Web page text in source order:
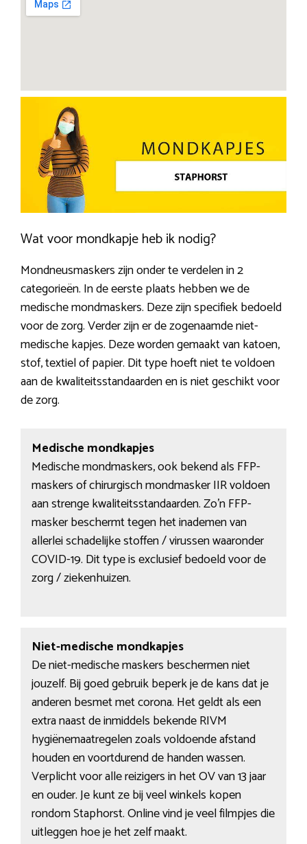
Wat voor mondkapje heb ik nodig?
Mondneusmaskers zijn onder te verdelen in 2
categorieën. In de eerste plaats hebben we de
medische mondmaskers. Deze zijn specifiek bedoeld
voor de zorg. Verder zijn er de zogenaamde niet-
medische kapjes. Deze worden gemaakt van katoen,
stof, textiel of papier. Dit type hoeft niet te voldoen
aan de kwaliteitsstandaarden en is niet geschikt voor
de zorg.
Medische mondkapjes
Medische mondmaskers, ook bekend als FFP-
maskers of chirurgisch mondmasker IIR voldoen
aan strenge kwaliteitsstandaarden. Zo’n FFP-
masker beschermt tegen het inademen van
allerlei schadelijke stoffen / virussen waaronder
COVID-19. Dit type is exclusief bedoeld voor de
zorg / ziekenhuizen.
Niet-medische mondkapjes
De niet-medische maskers beschermen niet
jouzelf. Bij goed gebruik beperk je de kans dat je
anderen besmet met corona. Het geldt als een
extra naast de inmiddels bekende RIVM
hygiënemaatregelen zoals voldoende afstand
houden en voortdurend de handen wassen.
Verplicht voor alle reizigers in het OV van 13 jaar
en ouder. Je kunt ze bij veel winkels kopen
rondom Staphorst. Online vind je veel filmpjes die
uitleggen hoe je het zelf maakt.